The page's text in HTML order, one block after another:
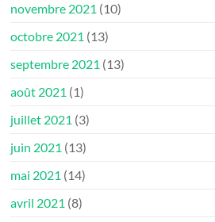
novembre 2021 (10)
octobre 2021 (13)
septembre 2021 (13)
août 2021 (1)
juillet 2021 (3)
juin 2021 (13)
mai 2021 (14)
avril 2021 (8)